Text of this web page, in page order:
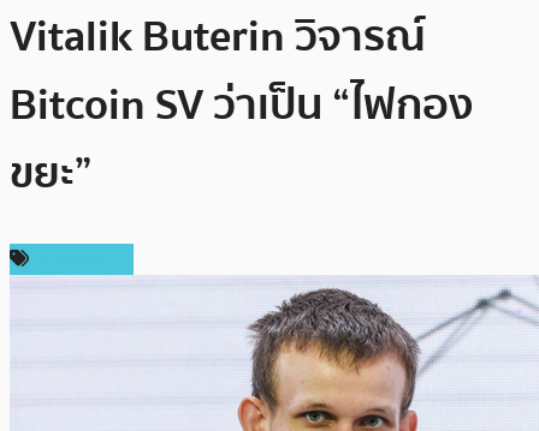
Vitalik Buterin วิจารณ์
Bitcoin SV ว่าเป็น “ไฟกอง
ขยะ”